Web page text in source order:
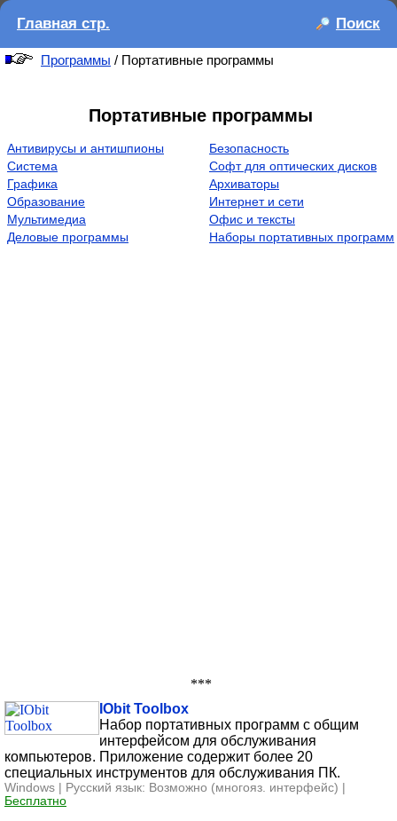
Главная стр. Поиск
Программы / Портативные программы
Портативные программы
Антивирусы и антишпионы
Безопасность
Система
Софт для оптических дисков
Графика
Архиваторы
Образование
Интернет и сети
Мультимедиа
Офис и тексты
Деловые программы
Наборы портативных программ
***
IObit Toolbox
Набор портативных программ с общим
интерфейсом для обслуживания
компьютеров. Приложение содержит более 20
специальных инструментов для обслуживания ПК.
Windows | Русский язык: Возможно (многояз. интерфейс) |
Бесплатно